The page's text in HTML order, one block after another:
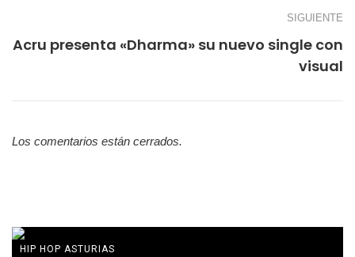
SIGUIENTE
Acru presenta «Dharma» su nuevo single con
visual
Los comentarios están cerrados.
HIP HOP ASTURIAS